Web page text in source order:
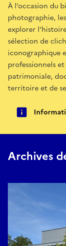
À l’occasion du
photographie,
explorer
sélection de
iconographique
professionnels
patrimoniale,
territoire et de
Archives